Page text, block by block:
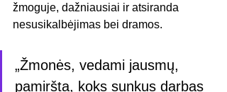
žmoguje, dažniausiai ir atsiranda
nesusikalbėjimas bei dramos.
„Žmonės, vedami jausmų,
pamiršta, koks sunkus darbas